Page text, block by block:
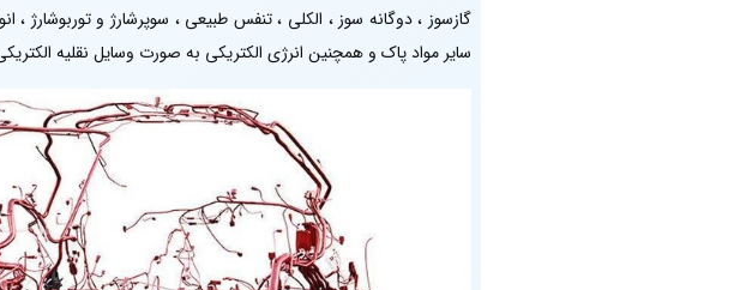
گازسوز ، دوگانه سوز ، الکلی ، تنفس طبیعی ، سوپرشارژ و
سایر مواد پاک و همچنین انرژی الکتریکی به صورت وسایل نقلیه